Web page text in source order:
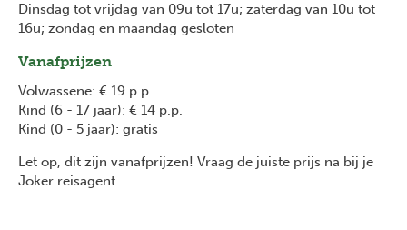
Dinsdag tot vrijdag van 09u tot 17u; zaterdag van 10u tot
16u; zondag en maandag gesloten
Vanafprijzen
Volwassene: € 19 p.p.
Kind (6 - 17 jaar): € 14 p.p.
Kind (0 - 5 jaar): gratis
Let op, dit zijn vanafprijzen! Vraag de juiste prijs na bij je
Joker reisagent.